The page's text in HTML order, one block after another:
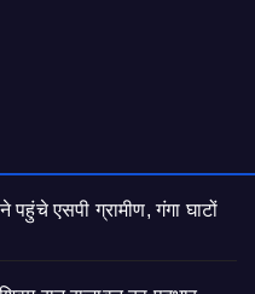
एसपी ग्रामीण, गंगा घाटों